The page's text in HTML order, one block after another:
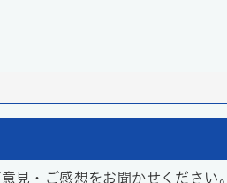
見・ご感想をお聞かせください。